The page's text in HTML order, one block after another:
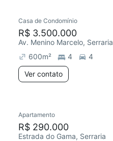
Casa de Condomínio
R$ 3.500.000
Av. Menino Marcelo, Serraria
600m² 4
4
Ver contato
Chegou este mês
Apartamento
R$ 290.000
Estrada do Gama, Serraria